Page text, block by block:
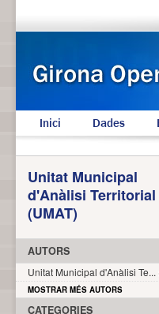
Inici Dades
Unitat Municipal
d'Anàlisi Territorial
(UMAT)
AUTORS
Unitat Municipal d'Anàlisi Te...
MOSTRAR MÉS AUTORS
CATEGORIES